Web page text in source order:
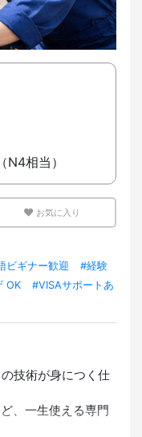
相当）
お気に入り
ビギナー歓迎
#経験
OK
#VISAサポートあ
り
トゥーOK
技術が身につく仕
、一生使える専門